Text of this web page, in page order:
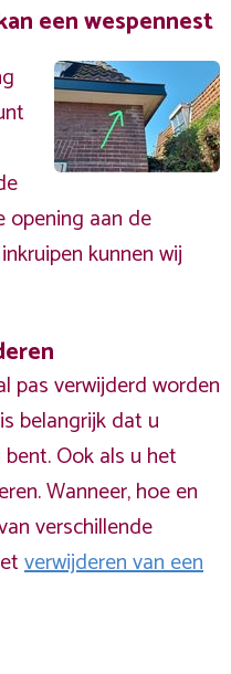
een wespennest
opening aan de
kunnen wij
pas verwijderd worden
belangrijk dat u
Ook als u het
Wanneer, hoe en
verschillende
verwijderen van een